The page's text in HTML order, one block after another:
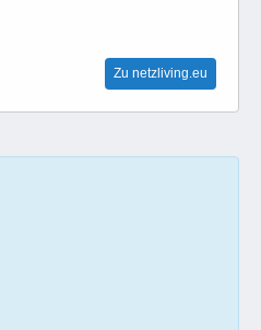
Zu netzliving.eu